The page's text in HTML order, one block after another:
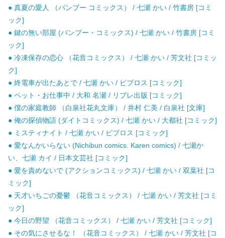
● 真夏の愛人 （バンブー コミックス） / 七瀬 かい / 竹書房 [コミ
ック]
● 鍵の無い部屋 (バンブー・コミックス) / 七瀬 かい / 竹書房 [コミ
ック]
● 冷凍保存の恋心 （花音コミックス） / 七瀬 かい / 芳文社 [コミッ
ク]
● 終電車が出たあとで / 七瀬 かい / ビブロス [コミック]
● ペット・お仕事中 / 大和 名瀬 / リブレ出版 [コミック]
● 僕の家庭教師 （白泉社花丸文庫） / 井村 仁美 / 白泉社 [文庫]
● 俺の探偵物語 (ダイトコミックス) / 七瀬 かい / 大都社 [コミック]
● ミスティナイト / 七瀬 かい / ビブロス [コミック]
● 愛なんかいらない (Nichibun comics. Karen comics) / 七瀬か
い、七瀬 カイ / 日本文芸社 [コミック]
● 愛を責めないで (アクションコミックス) / 七瀬 かい / 双葉社 [コ
ミック]
● 天才いちごの憂鬱 （花音コミックス） / 七瀬 かい / 芳文社 [コミ
ック]
● 今日の野望 （花音コミックス） / 七瀬 かい / 芳文社 [コミック]
● その気にさせるな！ （花音コミックス） / 七瀬 かい / 芳文社 [コ